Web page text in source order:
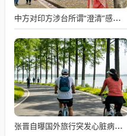
中方对印方涉台所谓“澄清”感到意外
张晋自曝国外旅行突发心脏病险丧命